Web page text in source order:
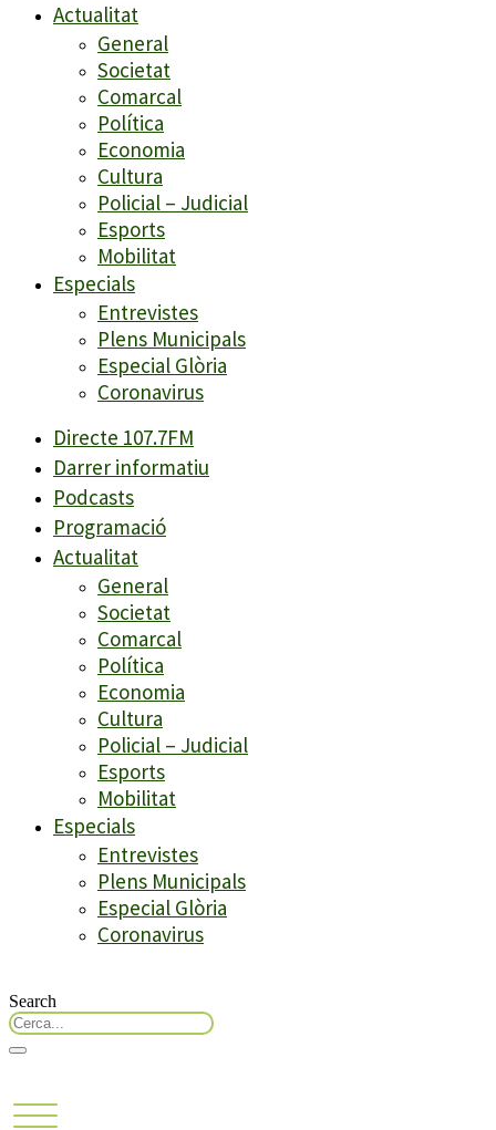
Actualitat
General
Societat
Comarcal
Política
Economia
Cultura
Policial – Judicial
Esports
Mobilitat
Especials
Entrevistes
Plens Municipals
Especial Glòria
Coronavirus
Directe 107.7FM
Darrer informatiu
Podcasts
Programació
Actualitat
General
Societat
Comarcal
Política
Economia
Cultura
Policial – Judicial
Esports
Mobilitat
Especials
Entrevistes
Plens Municipals
Especial Glòria
Coronavirus
Search